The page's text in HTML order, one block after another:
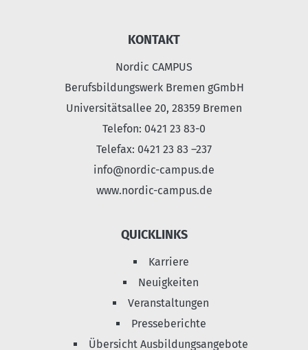
KONTAKT
Nordic CAMPUS
Berufsbildungswerk Bremen gGmbH
Universitätsallee 20, 28359 Bremen
Telefon: 0421 23 83-0
Telefax: 0421 23 83 –237
info@nordic-campus.de
www.nordic-campus.de
QUICKLINKS
Karriere
Neuigkeiten
Veranstaltungen
Presseberichte
Übersicht Ausbildungsangebote